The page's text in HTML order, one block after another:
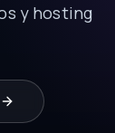
y hosting